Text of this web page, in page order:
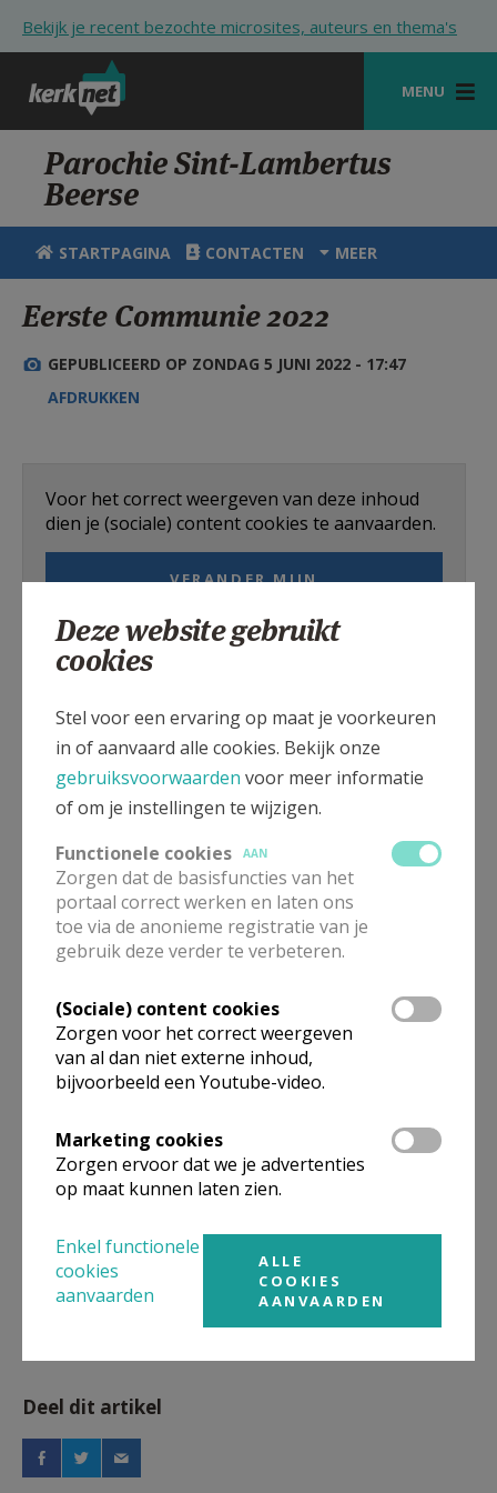
Bekijk je recent bezochte microsites, auteurs en thema's
MENU
STARTPAGINA
KERK
VIERINGEN
HULP
AANMELDEN OF REGISTREREN
Parochie Sint-Lambertus
Beerse
STARTPAGINA CONTACTEN MEER
Eerste Communie 2022
GEPUBLICEERD OP ZONDAG 5 JUNI 2022 - 17:47
AFDRUKKEN
Voor het correct weergeven van deze inhoud
dien je (sociale) content cookies te aanvaarden.
VERANDER MIJN
Voor het correct weergeven van deze inhoud
dien je (sociale) content cookies te aanvaarden.
VERANDER MIJN
INSTELLINGEN
Parochie Sint-Lambertus Beerse
Meer
Communie & Vormsel
Fotoreportage
eerste communie 2022
Deel dit artikel
Deze website gebruikt
cookies
Stel voor een ervaring op maat je voorkeuren
in of aanvaard alle cookies. Bekijk onze
gebruiksvoorwaarden voor meer informatie
of om je instellingen te wijzigen.
Functionele cookies
AAN
Zorgen dat de basisfuncties van het
portaal correct werken en laten ons
toe via de anonieme registratie van je
gebruik deze verder te verbeteren.
(Sociale) content cookies
Zorgen voor het correct weergeven
van al dan niet externe inhoud,
bijvoorbeeld een Youtube-video.
Marketing cookies
Zorgen ervoor dat we je advertenties
op maat kunnen laten zien.
Enkel functionele
cookies
aanvaarden
ALLE
COOKIES
AANVAARDEN